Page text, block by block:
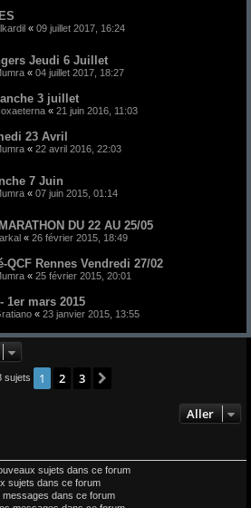
« 09 juillet 2017, 16:24
Jeudi 6 Juillet
« 04 juillet 2017, 18:27
3 juillet
« 21 juin 2016, 11:03
23 Avril
« 22 avril 2016, 22:03
7 Juin
« 07 juin 2015, 01:14
DU 22 AU 25/05
« 26 février 2015, 18:49
QCF Rennes Vendredi 27/02
« 25 février 2015, 20:01
1er mars 2015
« 23 janvier 2015, 13:55
sujets 1 2 3
Aller
sujets dans ce forum
sujets dans ce forum
messages dans ce forum